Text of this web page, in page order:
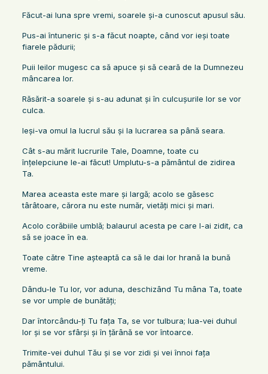
Făcut-ai luna spre vremi, soarele şi-a cunoscut apusul său.
Pus-ai întuneric şi s-a făcut noapte, când vor ieşi toate
fiarele pădurii;
Puii leilor mugesc ca să apuce şi să ceară de la Dumnezeu
mâncarea lor.
Răsărit-a soarele şi s-au adunat şi în culcuşurile lor se vor
culca.
Ieşi-va omul la lucrul său şi la lucrarea sa până seara.
Cât s-au mărit lucrurile Tale, Doamne, toate cu
înţelepciune le-ai făcut! Umplutu-s-a pământul de zidirea
Ta.
Marea aceasta este mare şi largă; acolo se găsesc
târâtoare, cărora nu este număr, vietăţi mici şi mari.
Acolo corăbiile umblă; balaurul acesta pe care l-ai zidit, ca
să se joace în ea.
Toate către Tine aşteaptă ca să le dai lor hrană la bună
vreme.
Dându-le Tu lor, vor aduna, deschizând Tu mâna Ta, toate
se vor umple de bunătăţi;
Dar întorcându-ţi Tu faţa Ta, se vor tulbura; lua-vei duhul
lor şi se vor sfârşi şi în ţărână se vor întoarce.
Trimite-vei duhul Tău şi se vor zidi şi vei înnoi faţa
pământului.